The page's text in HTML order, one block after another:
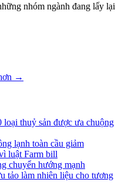
nhóm ngành đang lấy lại
→
thuỷ sản được ưa chuộng
lạnh toàn cầu giảm
luật Farm bill
chuyển hướng mạnh
tảo làm nhiên liệu cho tương